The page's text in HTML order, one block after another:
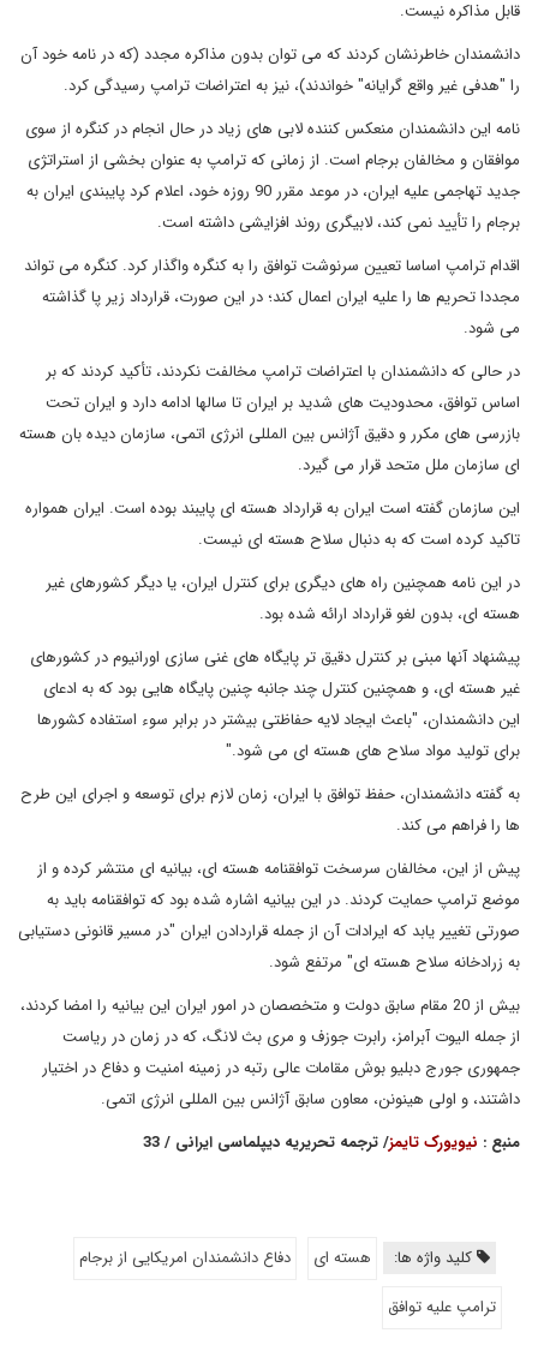
قابل مذاکره نیست.
دانشمندان خاطرنشان کردند که می توان بدون مذاکره مجدد (که در نامه خود آن
را "هدفی غیر واقع گرایانه" خواندند)، نیز به اعتراضات ترامپ رسیدگی کرد.
نامه این دانشمندان منعکس کننده لابی های زیاد در حال انجام در کنگره از سوی
موافقان و مخالفان برجام است. از زمانی که ترامپ به عنوان بخشی از استراتژی
جدید تهاجمی علیه ایران، در موعد مقرر 90 روزه خود، اعلام کرد پایبندی ایران به
برجام را تأیید نمی کند، لابیگری روند افزایشی داشته است.
اقدام ترامپ اساسا تعیین سرنوشت توافق را به کنگره واگذار کرد. کنگره می تواند
مجددا تحریم ها را علیه ایران اعمال کند؛ در این صورت، قرارداد زیر پا گذاشته
می شود.
در حالی که دانشمندان با اعتراضات ترامپ مخالفت نکردند، تأکید کردند که بر
اساس توافق، محدودیت های شدید بر ایران تا سالها ادامه دارد و ایران تحت
بازرسی های مکرر و دقیق آژانس بین المللی انرژی اتمی، سازمان دیده بان هسته
ای سازمان ملل متحد قرار می گیرد.
این سازمان گفته است ایران به قرارداد هسته ای پایبند بوده است. ایران همواره
تاکید کرده است که به دنبال سلاح هسته ای نیست.
در این نامه همچنین راه های دیگری برای کنترل ایران، یا دیگر کشورهای غیر
هسته ای، بدون لغو قرارداد ارائه شده بود.
پیشنهاد آنها مبنی بر کنترل دقیق تر پایگاه های غنی سازی اورانیوم در کشورهای
غیر هسته ای، و همچنین کنترل چند جانبه چنین پایگاه هایی بود که به ادعای
این دانشمندان، "باعث ایجاد لایه حفاظتی بیشتر در برابر سوء استفاده کشورها
برای تولید مواد سلاح های هسته ای می شود."
به گفته دانشمندان، حفظ توافق با ایران، زمان لازم برای توسعه و اجرای این طرح
ها را فراهم می کند.
پیش از این، مخالفان سرسخت توافقنامه هسته ای، بیانیه ای منتشر کرده و از
موضع ترامپ حمایت کردند. در این بیانیه اشاره شده بود که توافقنامه باید به
صورتی تغییر یابد که ایرادات آن از جمله قراردادن ایران "در مسیر قانونی دستیابی
به زرادخانه سلاح هسته ای" مرتفع شود.
بیش از 20 مقام سابق دولت و متخصصان در امور ایران این بیانیه را امضا کردند،
از جمله الیوت آبرامز، رابرت جوزف و مری بث لانگ، که در زمان در ریاست
جمهوری جورج دبلیو بوش مقامات عالی رتبه در زمینه امنیت و دفاع در اختیار
داشتند، و اولی هینونن، معاون سابق آژانس بین المللی انرژی اتمی.
منبع : نیویورک تایمز/ ترجمه تحریریه دیپلماسی ایرانی / 33
کلید واژه ها: هسته ای
دفاع دانشمندان امریکایی از برجام
ترامپ علیه توافق